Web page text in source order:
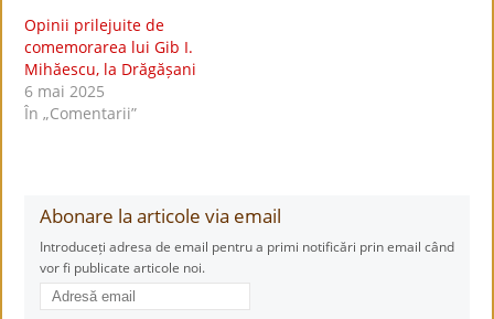
Opinii prilejuite de
comemorarea lui Gib I.
Mihăescu, la Drăgășani
6 mai 2025
În „Comentarii”
Abonare la articole via email
Introduceți adresa de email pentru a primi notificări prin email când
vor fi publicate articole noi.
Adresă
email